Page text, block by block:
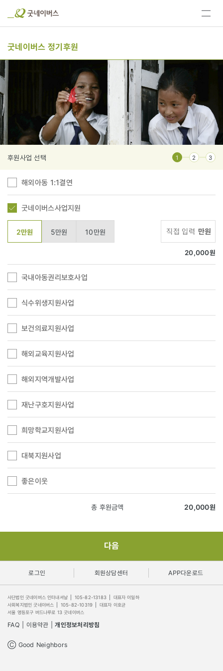
전체
굿네이버스 정기후원
후원사업 선택 1 2 3
해외아동 1:1결연
굿네이버스사업지원
2만원 5만원 10만원 만원
20,000원
국내아동권리보호사업
식수위생지원사업
보건의료지원사업
해외교육지원사업
해외지역개발사업
재난구호지원사업
희망학교지원사업
대북지원사업
좋은이웃
총 후원금액 20,000원
다음
로그인 회원상담센터 APP다운로드
사단법인 굿네이버스 인터내셔날 105-82-13183
대표자 이일하
사회복지법인 굿네이버스
105-82-10319
대표자 이호균
서울 영등포구 버드나루로 13 굿네이버스
FAQ 이용약관 개인정보처리방침
Ⓒ Good Neighbors